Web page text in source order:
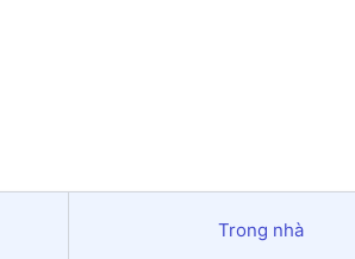
Trong nhà